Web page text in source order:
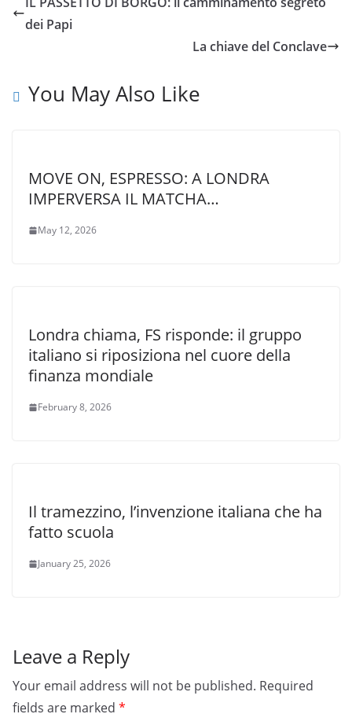
dei Papi
La chiave del Conclave
You May Also Like
MOVE ON, ESPRESSO: A LONDRA
IMPERVERSA IL MATCHA…
May 12, 2026
Londra chiama, FS risponde: il gruppo
italiano si riposiziona nel cuore della
finanza mondiale
February 8, 2026
Il tramezzino, l’invenzione italiana che ha
fatto scuola
January 25, 2026
Leave a Reply
Your email address will not be published. Required
fields are marked *